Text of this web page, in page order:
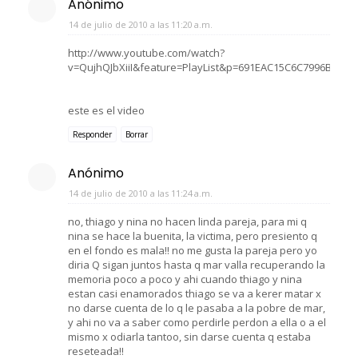
Anónimo
14 de julio de 2010 a las 11:20 a.m.
http://www.youtube.com/watch?
este es el video
Responder Borrar
Anónimo
14 de julio de 2010 a las 11:24 a.m.
no, thiago y nina no hacen linda pareja, para mi q
nina se hace la buenita, la victima, pero presiento q
en el fondo es mala!! no me gusta la pareja pero yo
diria Q sigan juntos hasta q mar valla recuperando la
memoria poco a poco y ahi cuando thiago y nina
estan casi enamorados thiago se va a kerer matar x
no darse cuenta de lo q le pasaba a la pobre de mar,
y ahi no va a saber como perdirle perdon a ella o a el
mismo x odiarla tantoo, sin darse cuenta q estaba
reseteada!!